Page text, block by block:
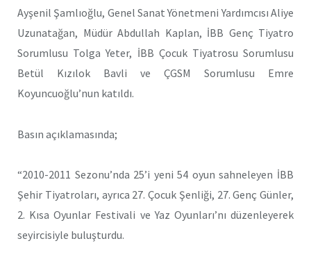
Ayşenil Şamlıoğlu, Genel Sanat Yönetmeni Yardımcısı Aliye
Uzunatağan, Müdür Abdullah Kaplan, İBB Genç Tiyatro
Sorumlusu Tolga Yeter, İBB Çocuk Tiyatrosu Sorumlusu
Betül Kızılok Bavli ve ÇGSM Sorumlusu Emre
Koyuncuoğlu’nun katıldı.
Basın açıklamasında;
“2010-2011 Sezonu’nda 25’i yeni 54 oyun sahneleyen İBB
Şehir Tiyatroları, ayrıca 27. Çocuk Şenliği, 27. Genç Günler,
2. Kısa Oyunlar Festivali ve Yaz Oyunları’nı düzenleyerek
seyircisiyle buluşturdu.